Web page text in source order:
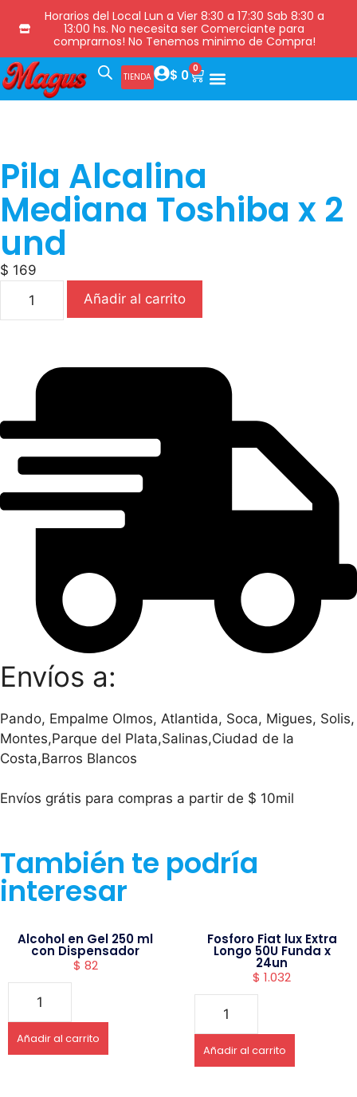
Horarios del Local Lun a Vier 8:30 a 17:30 Sab 8:30 a
13:00 hs. No necesita ser Comerciante para
comprarnos! No Tenemos minimo de Compra!
TIENDA $ 0 0
Pila Alcalina
Mediana Toshiba x 2
und
$ 169
Añadir al carrito
Envíos a:
Pando, Empalme Olmos, Atlantida, Soca, Migues, Solis,
Montes,Parque del Plata,Salinas,Ciudad de la
Costa,Barros Blancos
Envíos grátis para compras a partir de $ 10mil
También te podría
interesar
Alcohol en Gel 250 ml
con Dispensador
$ 82
Añadir al carrito
Fosforo Fiat lux Extra
Longo 50U Funda x
24un
$ 1.032
Añadir al carrito